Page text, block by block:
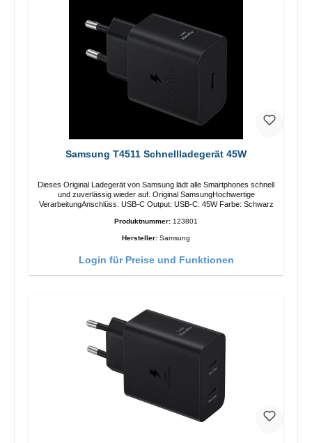
Samsung T4511 Schnellladegerät 45W
Dieses Original Ladegerät von Samsung lädt alle Smartphones schnell
und zuverlässig wieder auf. Original SamsungHochwertige
VerarbeitungAnschlüss: USB-C Output: USB-C: 45W Farbe: Schwarz
Produktnummer: 123801
Hersteller: Samsung
Login für Preise und Funktionen